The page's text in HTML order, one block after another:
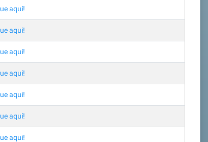
aqui!
aqui!
aqui!
aqui!
aqui!
aqui!
aqui!